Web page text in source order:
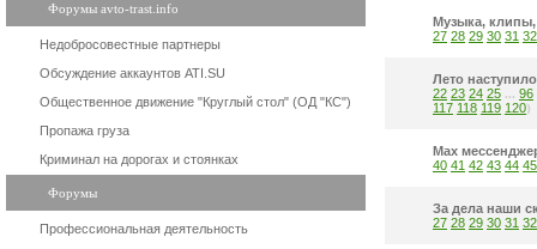
Форумы avto-trast.info
Недобросовестные партнеры
Обсуждение аккаунтов ATI.SU
Общественное движение "Круглый стол" (ОД "КС")
Пропажа груза
Криминал на дорогах и стоянках
Форумы
Профессиональная деятельность
Музыка,
27 28 29 30 31 32
Лето
22 23 24 25 ... 96
117 118 119 120)
Мах
40 41 42 43 44 45
За дела наши
27 28 29 30 31 32